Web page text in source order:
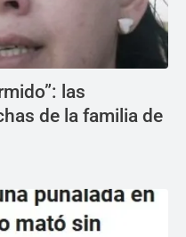
las
de la familia de